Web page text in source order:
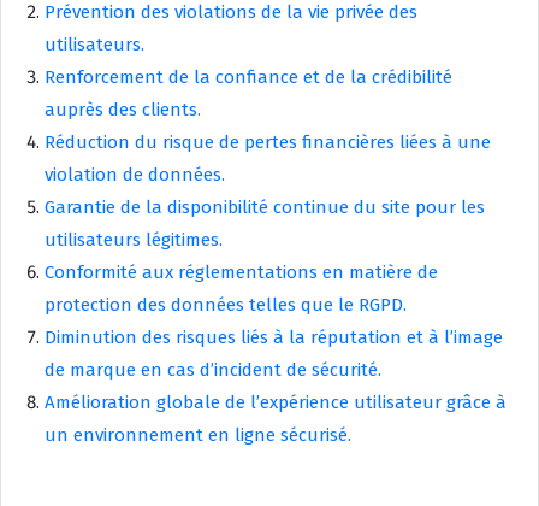
Prévention des violations de la vie privée des
utilisateurs.
Renforcement de la confiance et de la crédibilité
auprès des clients.
Réduction du risque de pertes financières liées à une
violation de données.
Garantie de la disponibilité continue du site pour les
utilisateurs légitimes.
Conformité aux réglementations en matière de
protection des données telles que le RGPD.
Diminution des risques liés à la réputation et à l’image
de marque en cas d’incident de sécurité.
Amélioration globale de l’expérience utilisateur grâce à
un environnement en ligne sécurisé.